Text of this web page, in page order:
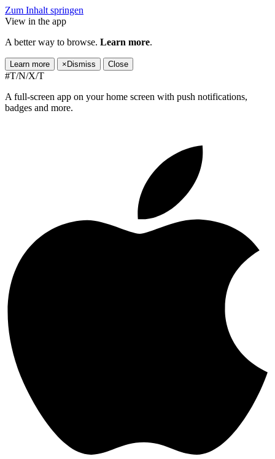
Zum Inhalt springen
View in the app
A better way to browse. Learn more.
Learn more × Dismiss Close
#T/N/X/T
A full-screen app on your home screen with push notifications,
badges and more.